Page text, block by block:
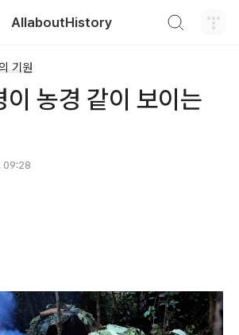
AllaboutHistory
기원
이 농경 같이 보이는
09:28